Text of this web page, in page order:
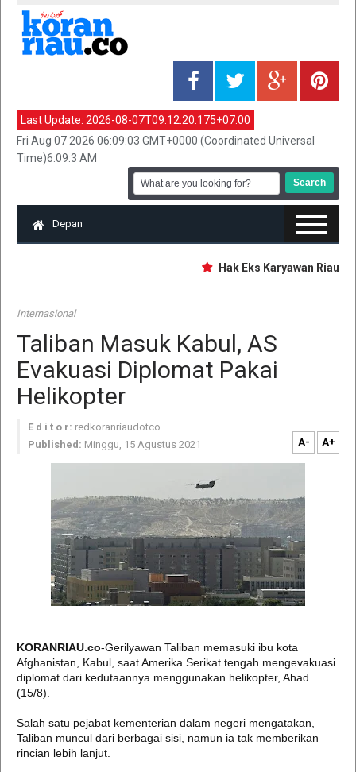
Last Update: 2026-08-07T09:12:20.175+07:00
Fri Aug 07 2026 06:09:03 GMT+0000 (Coordinated Universal
Time)6:09:3 AM
Depan
Hak Eks Karyawan Riau
Internasional
Taliban Masuk Kabul, AS
Evakuasi Diplomat Pakai
Helikopter
E d i t o r: redkoranriaudotco
Published: Minggu, 15 Agustus 2021 A- A+
KORANRIAU.co-Gerilyawan Taliban memasuki ibu kota
Afghanistan, Kabul, saat Amerika Serikat tengah mengevakuasi
diplomat dari kedutaannya menggunakan helikopter, Ahad
(15/8).
Salah satu pejabat kementerian dalam negeri mengatakan,
Taliban muncul dari berbagai sisi, namun ia tak memberikan
rincian lebih lanjut.